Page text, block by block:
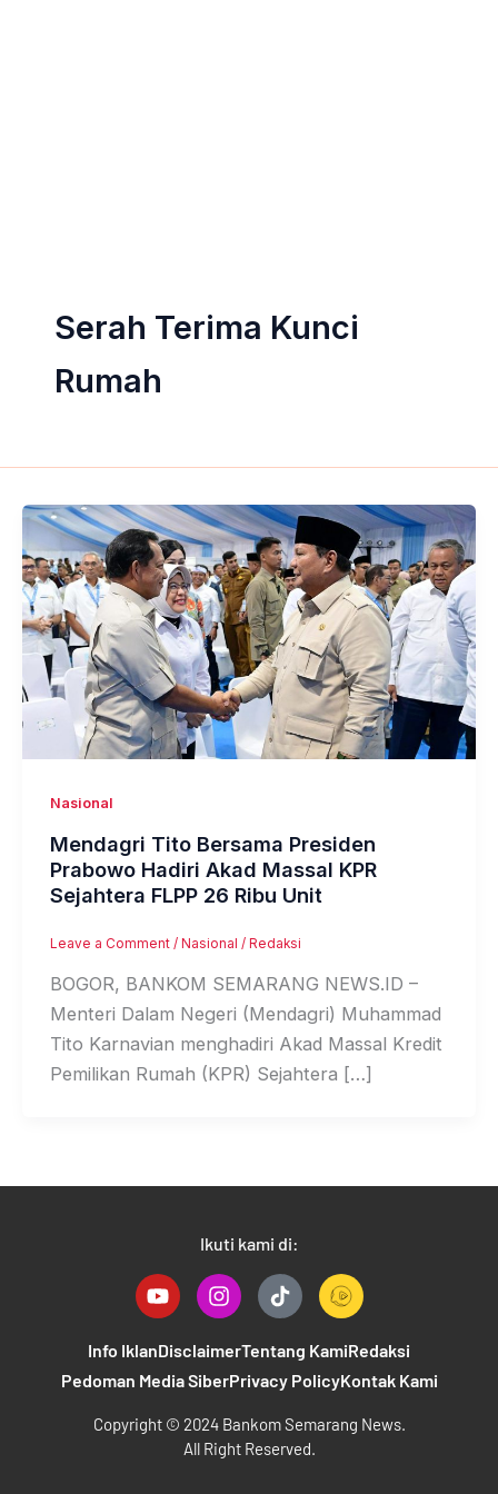
Serah Terima Kunci
Rumah
Nasional
Mendagri Tito Bersama Presiden
Prabowo Hadiri Akad Massal KPR
Sejahtera FLPP 26 Ribu Unit
Leave a Comment / Nasional / Redaksi
BOGOR, BANKOM SEMARANG NEWS.ID –
Menteri Dalam Negeri (Mendagri) Muhammad
Tito Karnavian menghadiri Akad Massal Kredit
Pemilikan Rumah (KPR) Sejahtera […]
Ikuti kami di:
Y
o
t
u
b
e
I
n
t
a
g
r
a
m
T
i
t
o
k
B
a
n
Info IklanDisclaimerTentang KamiRedaksi
Pedoman Media SiberPrivacy PolicyKontak Kami
Copyright © 2024 Bankom Semarang News.
All Right Reserved.